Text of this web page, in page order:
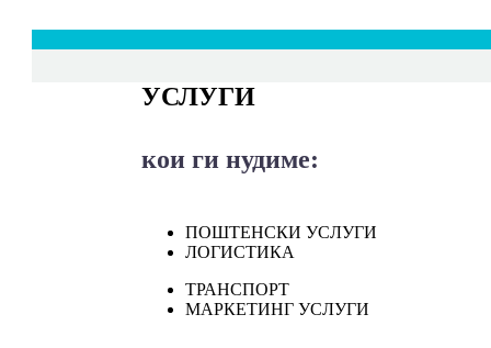
УСЛУГИ
кои ги нудиме:
ПОШТЕНСКИ УСЛУГИ
ЛОГИСТИКА
ТРАНСПОРТ
МАРКЕТИНГ УСЛУГИ